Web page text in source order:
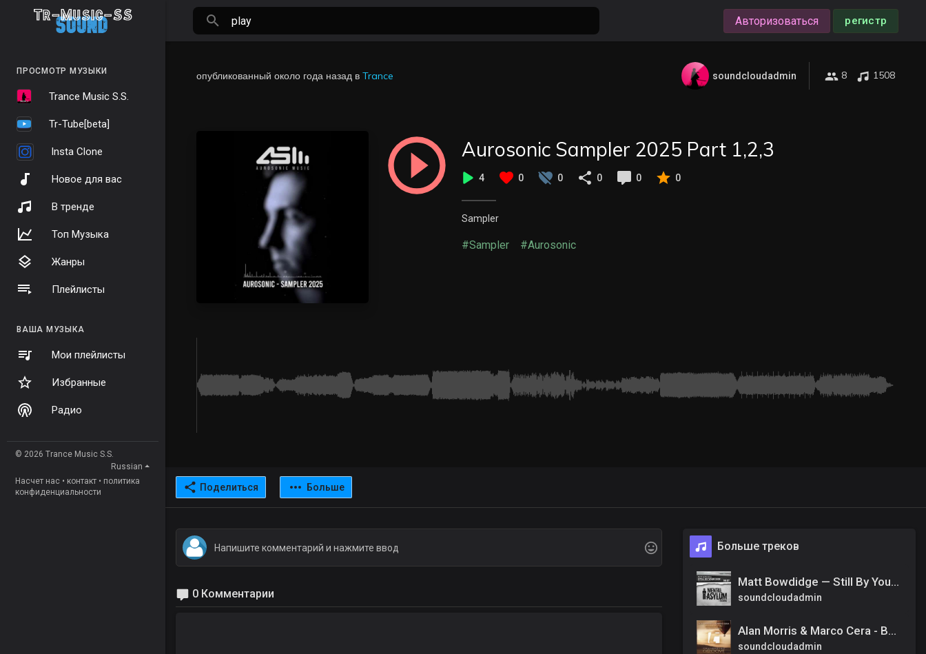
ПРОСМОТР МУЗЫКИ
Trance Music S.S.
Tr-Tube[beta]
Insta Clone
Новое для вас
В тренде
Топ Музыка
Жанры
Плейлисты
ВАША МУЗЫКА
Мои плейлисты
Избранные
Радио
© 2026 Trance Music S.S.
Russian
Насчет нас • контакт • политика
конфиденциальности
Авторизоваться регистр
опубликованный около года назад в Trance soundcloudadmin 8 1508
Aurosonic Sampler 2025 Part 1,2,3
4 0 0 0 0 0
Sampler
#Sampler #Aurosonic
Поделиться Больше
0 Комментарии
Больше треков
Matt Bowdidge — Still By Your Side (Original Mix)
soundcloudadmin
Alan Morris & Marco Cera - Balloon (Beatsole Remix)
soundcloudadmin